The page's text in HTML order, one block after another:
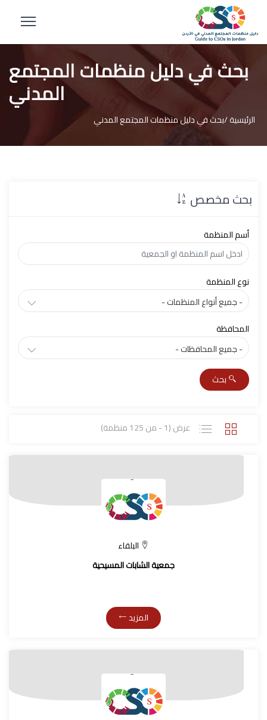
بحث في دليل منظمات المجتمع
المدني
الرئيسية /بحث في دليل منظمات المجتمع المدني
بحث مخصص
أسم المنظمة
نوع المنظمة
المحافظة
بحث
عرض (1 - من 125 منظمة)
البلقاء
جمعية الشابات المسيحية
المزيد